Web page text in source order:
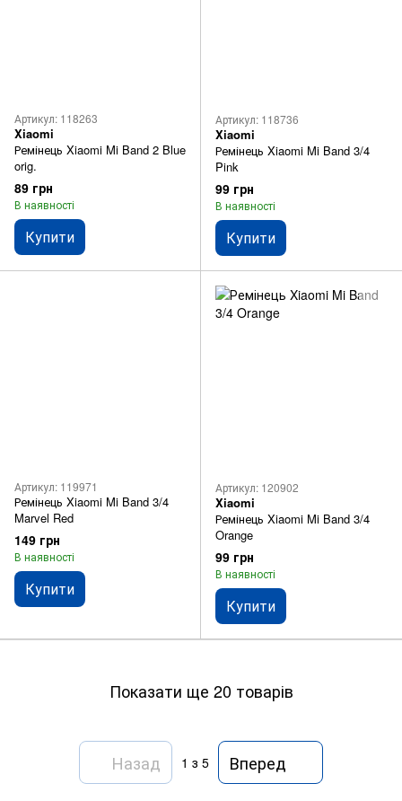
Артикул: 118263
Xiaomi
Ремінець Xiaomi Mi Band 2 Blue
orig.
89 грн
В наявності
Купити
Артикул: 118736
Xiaomi
Ремінець Xiaomi Mi Band 3/4
Pink
99 грн
В наявності
Купити
Артикул: 119971
Ремінець Xiaomi Mi Band 3/4
Marvel Red
149 грн
В наявності
Купити
Артикул: 120902
Xiaomi
Ремінець Xiaomi Mi Band 3/4
Orange
99 грн
В наявності
Купити
Показати ще 20 товарів
Назад 1 з 5 Вперед